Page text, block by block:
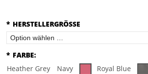
* HERSTELLERGRÖSSE
* FARBE:
Heather Grey
Navy Royal Blue